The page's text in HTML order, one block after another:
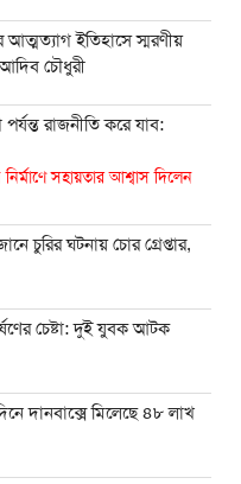
ইতিহাসে স্মরণীয়
চৌধুরী
রাজনীতি করে যাব:
নির্মাণে সহায়তার আশ্বাস দিলেন
চুরির ঘটনায় চোর গ্রেপ্তার,
চেষ্টা: দুই যুবক আটক
দানবাক্সে মিলেছে ৪৮ লাখ